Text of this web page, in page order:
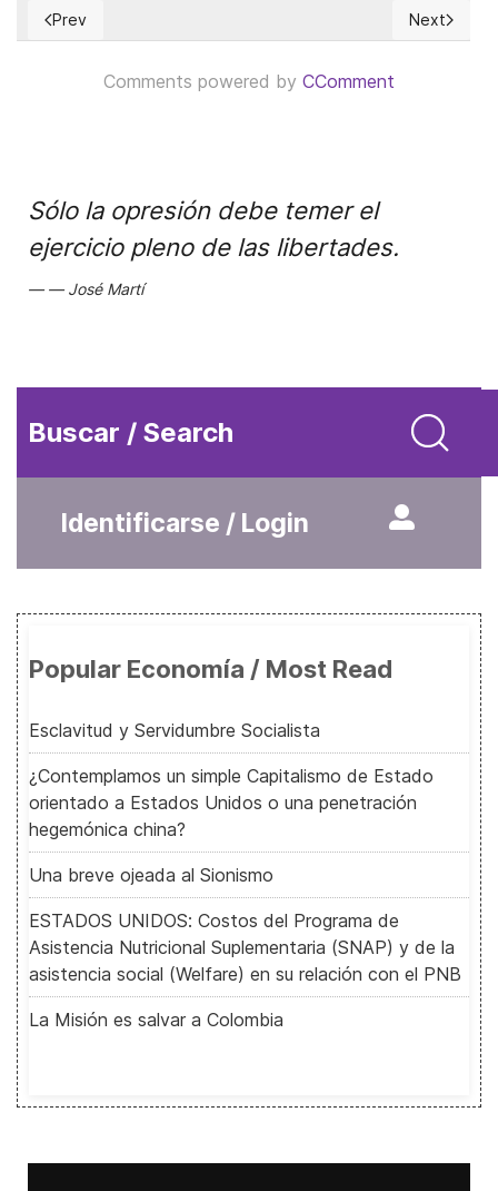
Previous article: The truth about climate change and its
Prev Next
Next
Comments powered by CComment
Sólo la opresión debe temer el
ejercicio pleno de las libertades.
José Martí
Buscar / Search
Identificarse / Login
Popular Economía / Most Read
Esclavitud y Servidumbre Socialista
¿Contemplamos un simple Capitalismo de Estado
orientado a Estados Unidos o una penetración
hegemónica china?
Una breve ojeada al Sionismo
ESTADOS UNIDOS: Costos del Programa de
Asistencia Nutricional Suplementaria (SNAP) y de la
asistencia social (Welfare) en su relación con el PNB
La Misión es salvar a Colombia